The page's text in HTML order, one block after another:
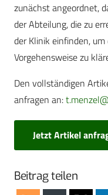
zunächst angeordnet,
der Abteilung, die zu
der Klinik einfinden,
Vorgehensweise zu
Den vollständigen
anfragen an:
Jetzt Artikel
Beitrag teilen